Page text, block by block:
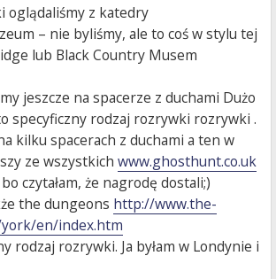
oglądaliśmy z katedry
– nie byliśmy, ale to coś w stylu tej
lub Black Country Musem
jeszcze na spacerze z duchami Dużo
specyficzny rodzaj rozrywki rozrywki .
kilku spacerach z duchami a ten w
ze wszystkichwww.ghosthunt.co.uk
czytałam, że nagrodę dostali;)
the dungeons http://www.the-
en/index.htm
rodzaj rozrywki. Ja byłam w Londynie i